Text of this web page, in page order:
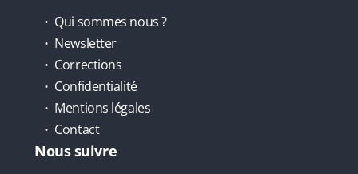
Qui sommes nous ?
Newsletter
Corrections
Confidentialité
Mentions légales
Contact
Nous suivre